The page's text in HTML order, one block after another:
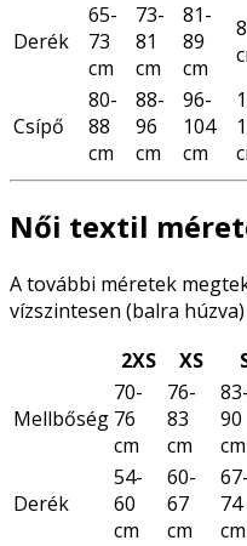
Derék
65-
73
cm
73-
81
cm
81-
89
cm
Csípő
80-
88
cm
88-
96
cm
96-
104
cm
Női textil
A további méretek
vízszintesen (balra
2XS
XS
Mellbőség
70-
76
cm
76-
83
cm
83-
90
cm
Derék
54-
60
cm
60-
67
cm
67-
74
cm